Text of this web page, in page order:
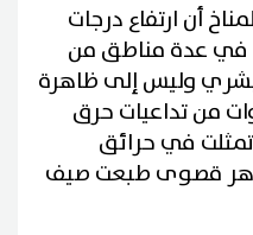
أن ارتفاع درجات
في عدة مناطق من
وليس إلى ظاهرة
من تداعيات حرق
تمثلت في حرائق
قصوى طبعت صيف